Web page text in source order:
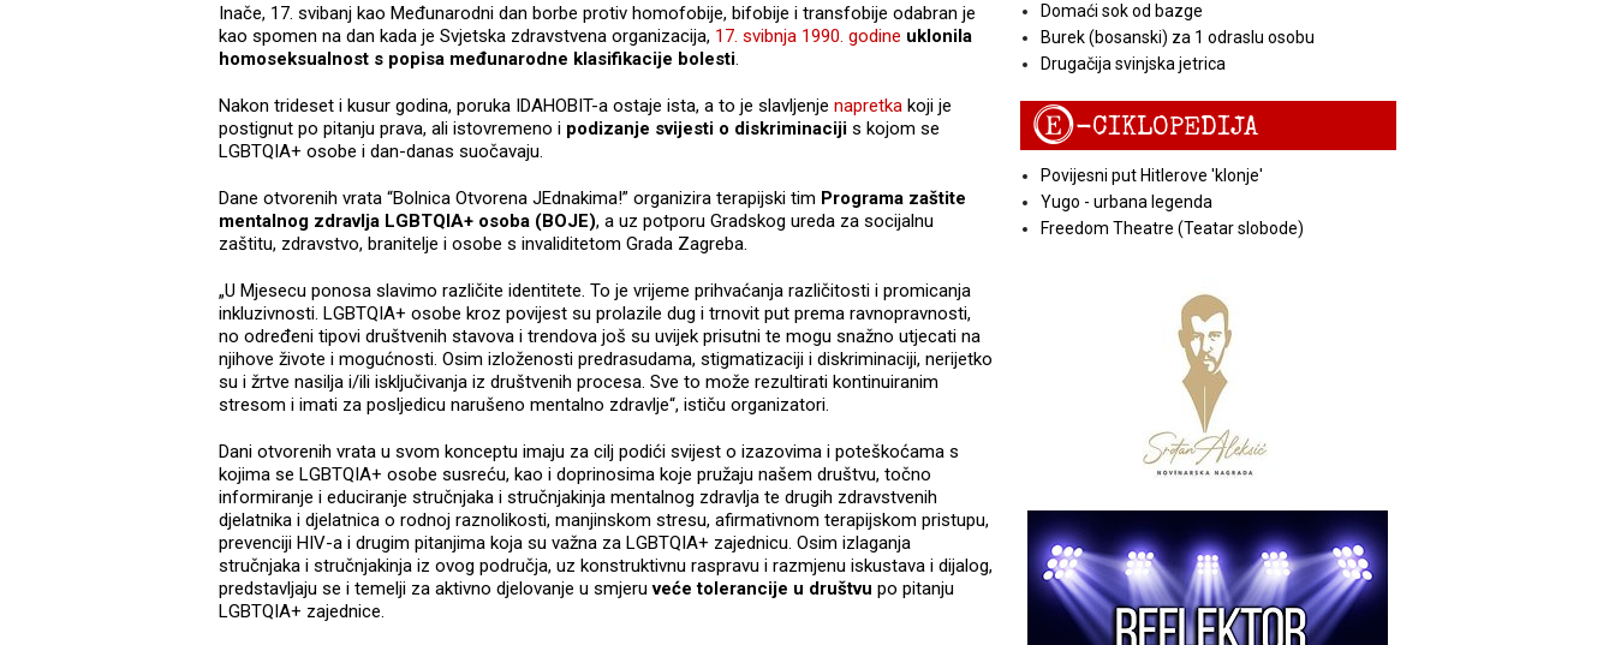
Inače, 17. svibanj kao Međunarodni dan borbe protiv homofobije, bifobije i transfobije odabran je
kao spomen na dan kada je Svjetska zdravstvena organizacija, 17. svibnja 1990. godine uklonila
homoseksualnost s popisa međunarodne klasifikacije bolesti
Nakon trideset i kusur godina, poruka IDAHOBIT-a ostaje ista, a to je slavljenje napretka koji je
postignut po pitanju prava, ali istovremeno i podizanje svijesti o diskriminaciji s kojom se
LGBTQIA+ osobe i dan-danas suočavaju.
Dane otvorenih vrata “Bolnica Otvorena JEdnakima!” organizira terapijski tim Programa zaštite
mentalnog zdravlja LGBTQIA+ osoba (BOJE), a uz potporu Gradskog ureda za socijalnu
zaštitu, zdravstvo, branitelje i osobe s invaliditetom Grada Zagreba.
„U Mjesecu ponosa slavimo različite identitete. To je vrijeme prihvaćanja različitosti i promicanja
inkluzivnosti. LGBTQIA+ osobe kroz povijest su prolazile dug i trnovit put prema ravnopravnosti,
no određeni tipovi društvenih stavova i trendova još su uvijek prisutni te mogu snažno utjecati na
njihove živote i mogućnosti. Osim izloženosti predrasudama, stigmatizaciji i diskriminaciji, nerijetko
su i žrtve nasilja i/ili isključivanja iz društvenih procesa. Sve to može rezultirati kontinuiranim
stresom i imati za posljedicu narušeno mentalno zdravlje“, ističu organizatori.
Dani otvorenih vrata u svom konceptu imaju za cilj podići svijest o izazovima i poteškoćama s
kojima se LGBTQIA+ osobe susreću, kao i doprinosima koje pružaju našem društvu, točno
informiranje i educiranje stručnjaka i stručnjakinja mentalnog zdravlja te drugih zdravstvenih
djelatnika i djelatnica o rodnoj raznolikosti, manjinskom stresu, afirmativnom terapijskom pristupu,
prevenciji HIV-a i drugim pitanjima koja su važna za LGBTQIA+ zajednicu. Osim izlaganja
stručnjaka i stručnjakinja iz ovog područja, uz konstruktivnu raspravu i razmjenu iskustava i dijalog,
predstavljaju se i temelji za aktivno djelovanje u smjeruveće tolerancije u društvu po pitanju
LGBTQIA+ zajednice.
Domaći sok od bazge
Burek (bosanski) za 1 odraslu osobu
Drugačija svinjska jetrica
E-CIKLOPEDIJA
Povijesni put Hitlerove 'klonje'
Yugo - urbana legenda
Freedom Theatre (Teatar slobode)